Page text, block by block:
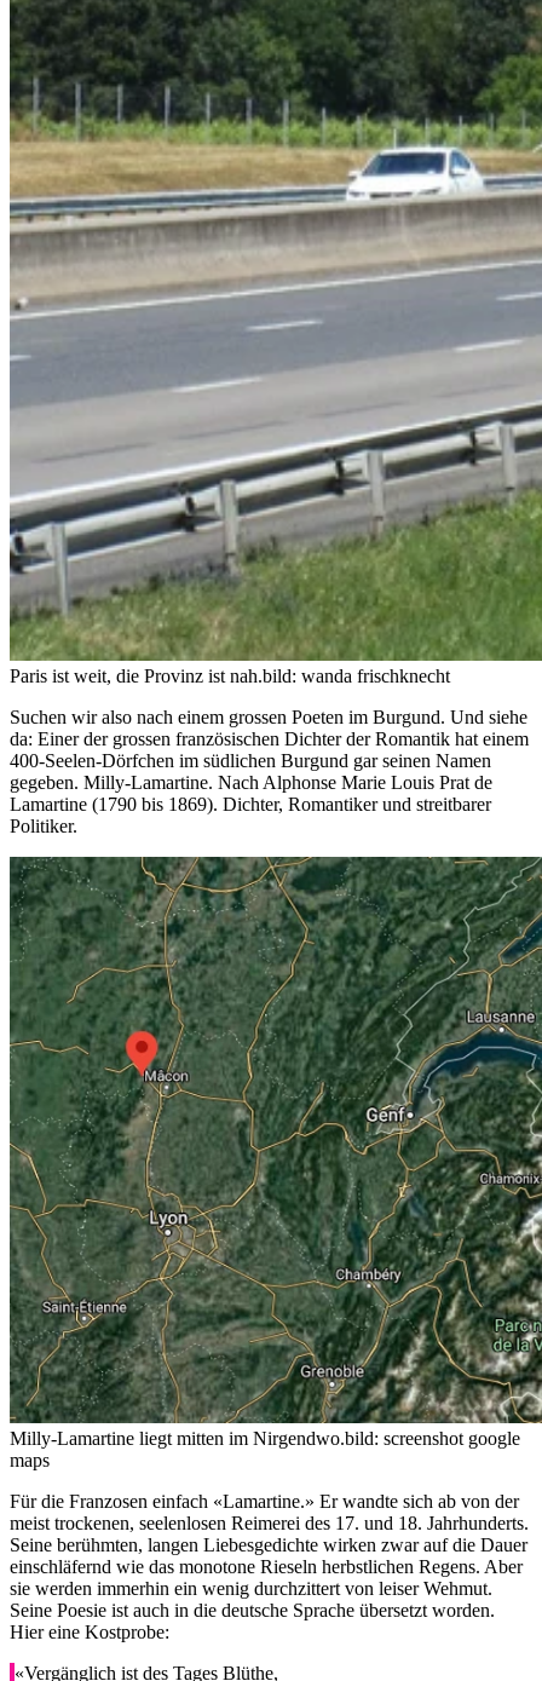
Paris ist weit, die Provinz ist nah.bild: wanda frischknecht
Suchen wir also nach einem grossen Poeten im Burgund. Und siehe
da: Einer der grossen französischen Dichter der Romantik hat einem
400-Seelen-Dörfchen im südlichen Burgund gar seinen Namen
gegeben. Milly-Lamartine. Nach Alphonse Marie Louis Prat de
Lamartine (1790 bis 1869). Dichter, Romantiker und streitbarer
Politiker.
Milly-Lamartine liegt mitten im Nirgendwo.bild: screenshot google
maps
Für die Franzosen einfach «Lamartine.» Er wandte sich ab von der
meist trockenen, seelenlosen Reimerei des 17. und 18. Jahrhunderts.
Seine berühmten, langen Liebesgedichte wirken zwar auf die Dauer
einschläfernd wie das monotone Rieseln herbstlichen Regens. Aber
sie werden immerhin ein wenig durchzittert von leiser Wehmut.
Seine Poesie ist auch in die deutsche Sprache übersetzt worden.
Hier eine Kostprobe:
«Vergänglich ist des Tages Blüthe,